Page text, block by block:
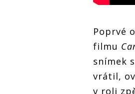
Poprvé
filmu
snímek
vrátil,
v roli